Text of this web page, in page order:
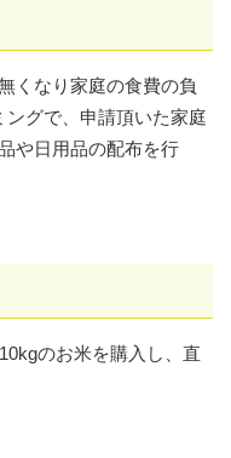
くなり家庭の食費の負
グで、申請頂いた家庭
や日用品の配布を行
のお米を購入し、直